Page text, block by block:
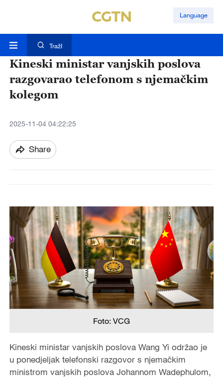
Language
TražI
Kineski ministar vanjskih poslova
razgovarao telefonom s njemačkim
kolegom
2025-11-04 04:22:25
Share
Foto: VCG
Kineski ministar vanjskih poslova Wang Yi održao je
u ponedjeljak telefonski razgovor s njemačkim
ministrom vanjskih poslova Johannom Wadephulom,